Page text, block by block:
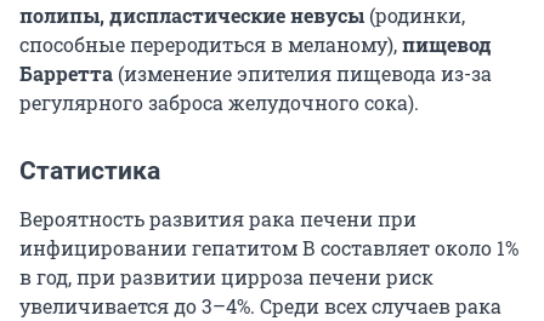
полипы, диспластические невусы (родинки,
способные переродиться в меланому),пищевод
Барретта (изменение эпителия пищевода из-за
регулярного заброса желудочного сока).
Статистика
Вероятность развития рака печени при
инфицировании гепатитом В составляет около 1%
в год, при развитии цирроза печени риск
увеличивается до 3–4%. Среди всех случаев рака